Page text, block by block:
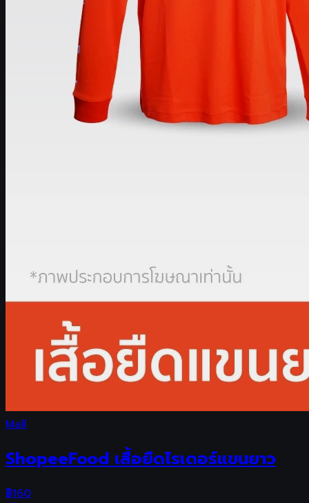
Mall
ShopeeFood เสื้อยืดไรเดอร์แขนยาว
฿160